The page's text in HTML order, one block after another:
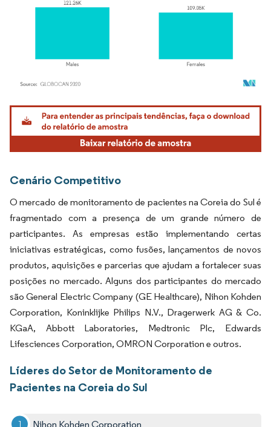
Imagem © Mordor Intelligence. O reuso requer atribuição conforme CC BY 4.0.
Cenário Competitivo
O mercado de monitoramento de pacientes na Coreia do Sul é
fragmentado com a presença de um grande número de
participantes. As empresas estão implementando certas
iniciativas estratégicas, como fusões, lançamentos de novos
produtos, aquisições e parcerias que ajudam a fortalecer suas
posições no mercado. Alguns dos participantes do mercado
são General Electric Company (GE Healthcare), Nihon Kohden
Corporation, Koninklijke Philips N.V., Dragerwerk AG & Co.
KGaA, Abbott Laboratories, Medtronic Plc, Edwards
Lifesciences Corporation, OMRON Corporation e outros.
Líderes do Setor de Monitoramento de
Pacientes na Coreia do Sul
Nihon Kohden Corporation